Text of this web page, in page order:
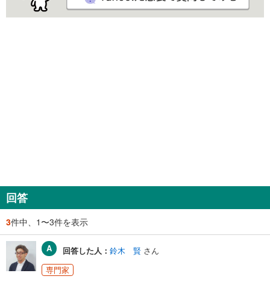
回答
3件中、1〜3件を表示
回答した人： 鈴木 賢 さん
専門家